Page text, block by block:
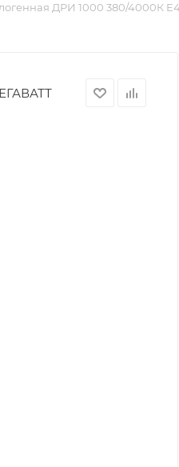
ДРИ 1000 380/4000К